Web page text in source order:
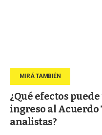
¿Qué efectos
ingreso al Acuerdo
analistas?